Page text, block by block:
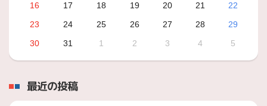
16
17 18 19 20 21
22
23
24 25 26 27 28
29
30
31 1 2 3 4 5
最近の投稿